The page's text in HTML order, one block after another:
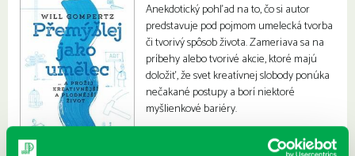
Anekdotický pohľad na to, čo si autor
predstavuje pod pojmom umelecká tvorba
či tvorivý spôsob života. Zameriava sa na
príbehy alebo tvorivé akcie, ktoré majú
doložiť, že svet kreatívnej slobody ponúka
nečakané postupy a borí niektoré
myšlienkové bariéry.